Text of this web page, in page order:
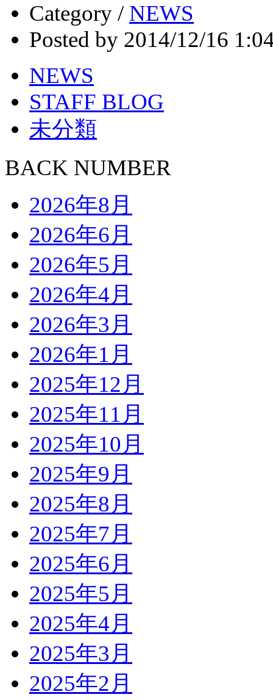
Category / NEWS
Posted by 2014/12/16
NEWS
STAFF BLOG
未分類
BACK NUMBER
2026年8月
2026年6月
2026年5月
2026年4月
2026年3月
2026年1月
2025年12月
2025年11月
2025年10月
2025年9月
2025年8月
2025年7月
2025年6月
2025年5月
2025年4月
2025年3月
2025年2月